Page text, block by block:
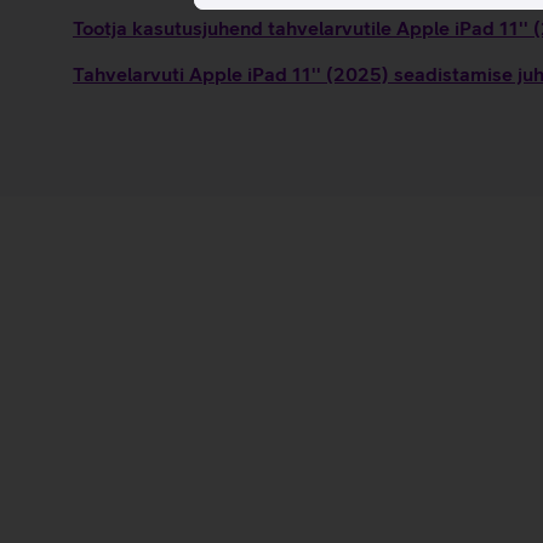
Tootja kasutusjuhend tahvelarvutile Apple iPad 11''
Tahvelarvuti Apple iPad 11'' (2025) seadistamise